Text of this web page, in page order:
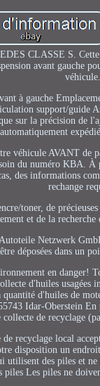
CLASSE S.
avant gauche
véhicule.
à gauche
support/guide
sur la précision de
véhicule AVANT
du numéro KBA.
des informations
rechange
toner, de
et de la
Netzwerk
déposées dans un
en danger!
d'huiles usagées
d'huiles de
Idar-Oberstein En
de recyclage
recyclage local
disposition un
utilisent des piles et
Les piles ne